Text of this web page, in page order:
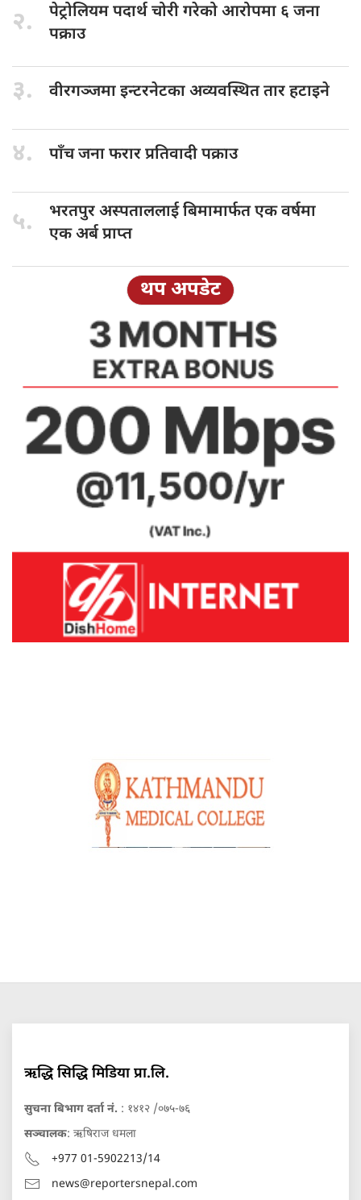
२. पेट्रोलियम पदार्थचोरी गरेको आरोपमा ६ जना
पक्राउ
३. वीरगञ्जमा इन्टरनेटकाअव्यवस्थित तार हटाइने
४. पाँच जनाफरार प्रतिवादी पक्राउ
५. भरतपुर अस्पताललाईबिमामार्फत एक वर्षमा
एक अर्ब प्राप्त
थप अपडेट
ऋद्धि सिद्धि मिडिया प्रा.लि.
सुचना बिभाग दर्ता नं. : १४१२ /०७५-७६
सञ्चालक: ऋषिराज धमला
+977 01-5902213/14
news@reportersnepal.com